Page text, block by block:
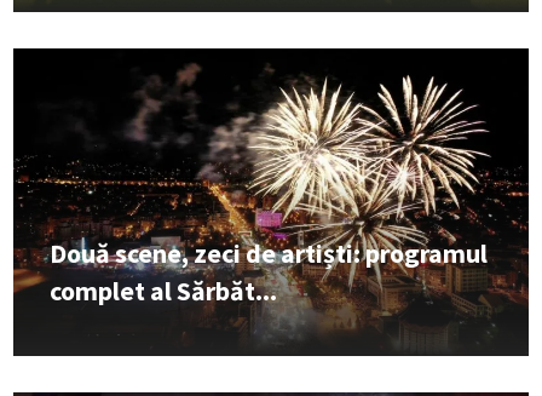
Două scene, zeci de artiști: programul
complet al Sărbăt...